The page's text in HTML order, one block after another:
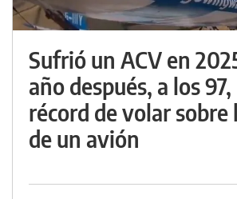
Sufrió un ACV en
año después, a los
récord de volar sobre
de un avión